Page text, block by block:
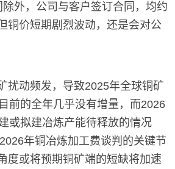
外，公司与客户签订合同，均约
铜价短期剧烈波动，还是会对公
动频发，导致2025年全球铜矿
前的全年几乎没有增量，而2026
或拟建冶炼产能待释放的情况
年铜冶炼加工费谈判的关键节
度或将预期铜矿端的短缺将加速